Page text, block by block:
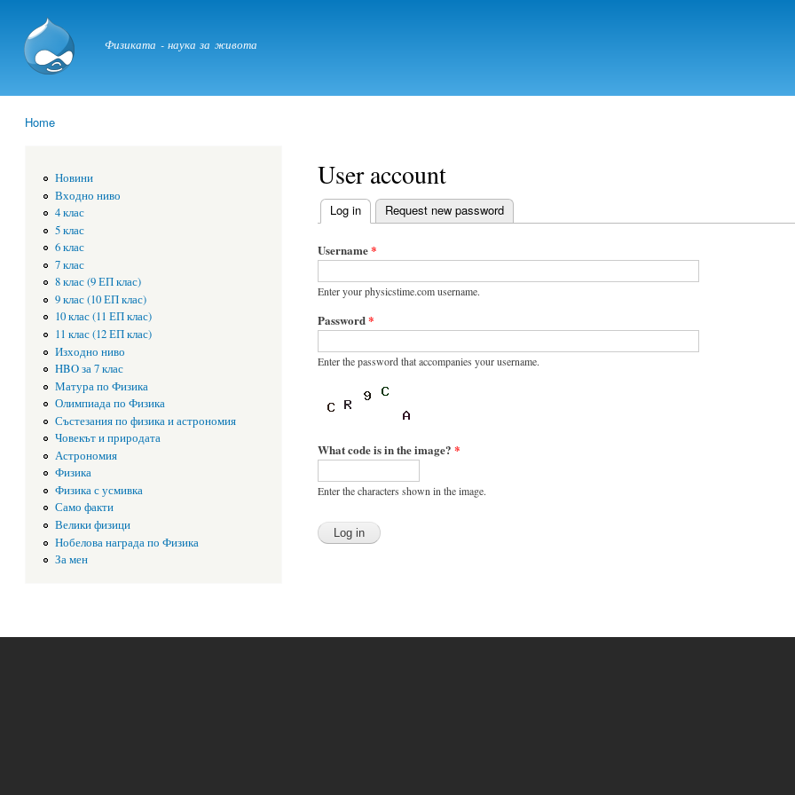
physicstime.com
Физиката - наука за живота
Home
Новини
Входно ниво
4 клас
5 клас
6 клас
7 клас
8 клас (9 ЕП клас)
9 клас (10 ЕП клас)
10 клас (11 ЕП клас)
11 клас (12 ЕП клас)
Изходно ниво
HBO за 7 клас
Матура по Физика
Олимпиада по Физика
Състезания по физика и астрономия
Човекът и природата
Астрономия
Физика
Физика с усмивка
Само факти
Велики физици
Нобелова награда по Физика
За мен
User account
Primary tabs
Log in(active tab)
Request new password
Username*
Enter your physicstime.com username.
Password*
Enter the password that accompanies your username.
What code is in the image? *
Enter the characters shown in the image.